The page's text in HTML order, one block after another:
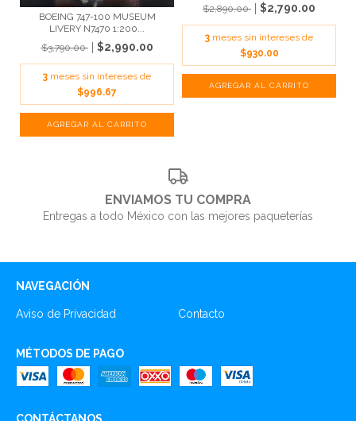
BOEING 747-100 MUSEUM
LIVERY N7470 1:200...
$3,790.00
$2,990.00
3 meses sin intereses de
$996.67
$2,890.00
$2,790.00
3 meses sin intereses de
$930.00
ENVIAMOS TU COMPRA
Entregas a todo México con las mejores paqueterías
NAVEGACIÓN
Aviso de Privacidad Contacto
MÉTODOS DE PAGO